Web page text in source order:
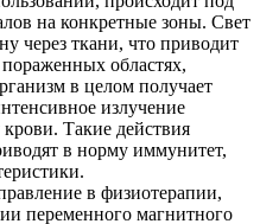
на конкретные зоны. Свет
через ткани, что приводит
областях,
в целом получает
излучение
Такие действия
в норму иммунитет,
в физиотерапии,
переменного магнитного